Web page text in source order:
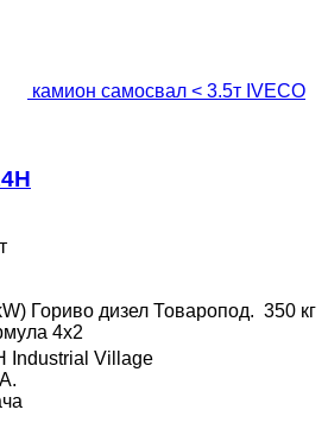
камион самосвал < 3.5т IVECO
Гориво дизел Товаропод. 350 кг
4x2
Industrial Village